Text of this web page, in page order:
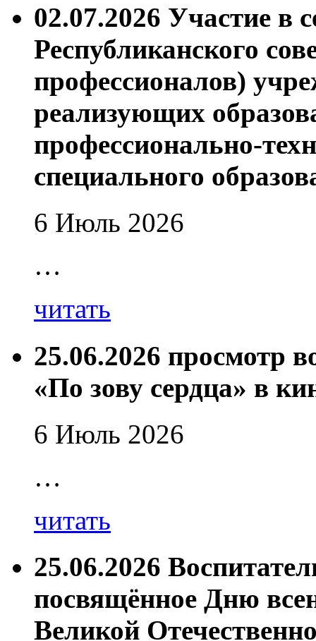
02.07.2026 Участие в
Республиканского
профессионалов)
реализующих
профессионально-
специального
6 Июль 2026
…
читать
25.06.2026 просмотр
«По зову сердца» в
6 Июль 2026
…
читать
25.06.2026
посвящённое Дню
Великой